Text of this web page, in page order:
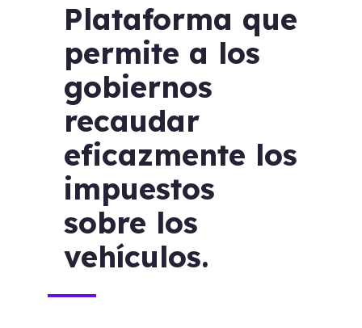
Plataforma que
permite a los
gobiernos
recaudar
eficazmente los
impuestos
sobre los
vehículos.